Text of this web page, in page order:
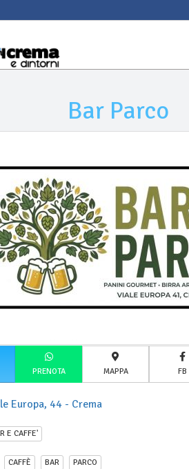
Bar Parco
PRENOTA MAPPA FB
Europa, 44 - Crema
E CAFFE'
CAFFÈ BAR PARCO